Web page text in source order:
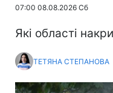
07:00 08.08.2026 Сб
Які області
ТЕТЯНА СТЕПАНОВА